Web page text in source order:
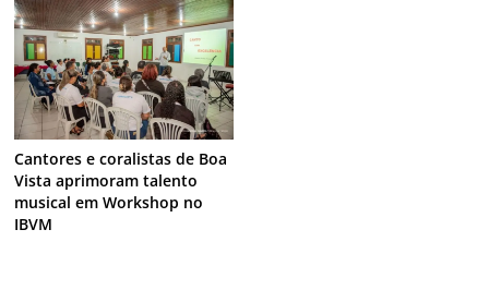
Cantores e coralistas de Boa
Vista aprimoram talento
musical em Workshop no
IBVM